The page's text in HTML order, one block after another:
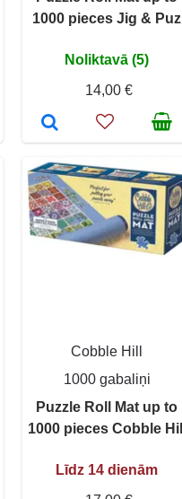
1000 pieces Jig & Puz
Noliktavā (5)
14,00 €
Cobble Hill
1000 gabaliņi
Puzzle Roll Mat up to
1000 pieces Cobble Hill
Līdz 14 dienām